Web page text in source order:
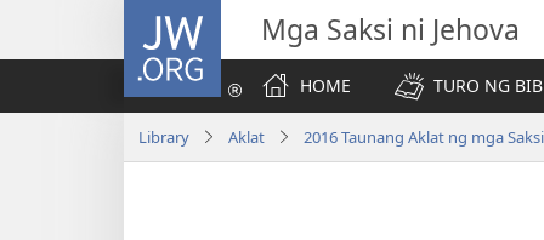
JW.ORG Mga Saksi ni Jehova
HOME
TURO NG
Library Aklat 2016 Taunang Aklat ng mga